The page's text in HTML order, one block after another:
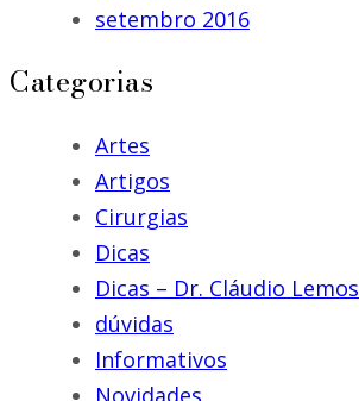
setembro 2016
Categorias
Artes
Artigos
Cirurgias
Dicas
Dicas – Dr. Cláudio Lemos
dúvidas
Informativos
Novidades